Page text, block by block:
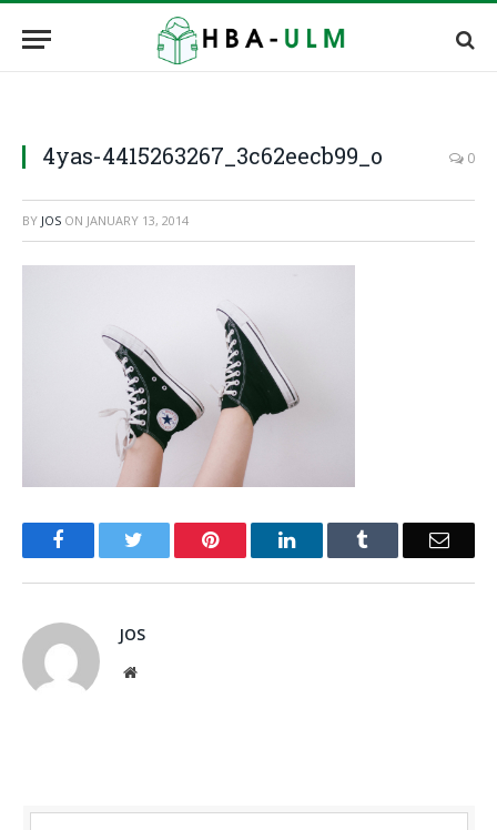
4yas-4415263267_3c62eecb99_o 0
BY JOS ON JANUARY 13, 2014
Facebook Pinterest LinkedIn Email
JOS
Website